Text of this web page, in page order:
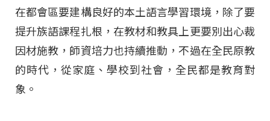
在都會區要建構良好的本土語言學習環境，除了要
提升族語課程扎根，在教材和教具上更要別出心裁
因材施教，師資培力也持續推動，不過在全民原教
的時代，從家庭、學校到社會，全民都是教育對
象。